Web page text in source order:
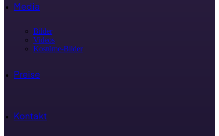
Media
Bilder
Videos
Kostüme-Bilder
Preise
Kontakt